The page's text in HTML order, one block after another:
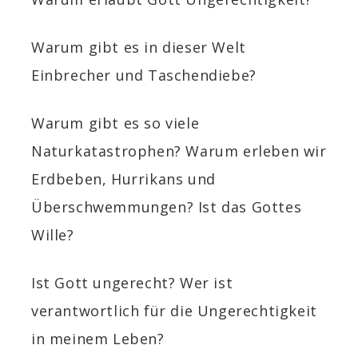
Warum gibt es in dieser Welt
Einbrecher und Taschendiebe?
Warum gibt es so viele
Naturkatastrophen? Warum erleben wir
Erdbeben, Hurrikans und
Überschwemmungen? Ist das Gottes
Wille?
Ist Gott ungerecht? Wer ist
verantwortlich für die Ungerechtigkeit
in meinem Leben?